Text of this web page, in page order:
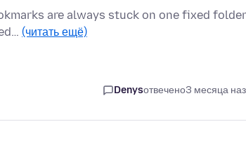
are always stuck on one fixed folder
(читать ещё)
Denysотвечено3 месяца